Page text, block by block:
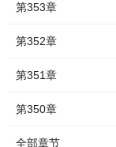
第353章
第352章
第351章
第350章
全部章节